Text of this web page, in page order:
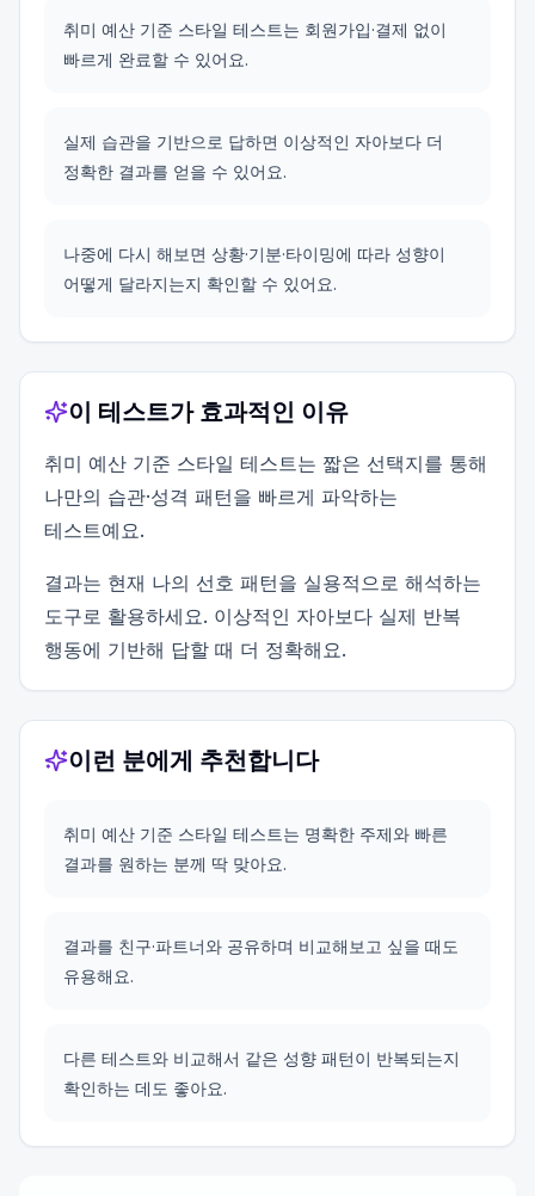
취미 예산 기준 스타일 테스트는 회원가입·결제 없이
빠르게 완료할 수 있어요.
실제 습관을 기반으로 답하면 이상적인 자아보다 더
정확한 결과를 얻을 수 있어요.
나중에 다시 해보면 상황·기분·타이밍에 따라 성향이
어떻게 달라지는지 확인할 수 있어요.
이 테스트가 효과적인 이유
취미 예산 기준 스타일 테스트는 짧은 선택지를 통해
나만의 습관·성격 패턴을 빠르게 파악하는
테스트예요.
결과는 현재 나의 선호 패턴을 실용적으로 해석하는
도구로 활용하세요. 이상적인 자아보다 실제 반복
행동에 기반해 답할 때 더 정확해요.
이런 분에게 추천합니다
취미 예산 기준 스타일 테스트는 명확한 주제와 빠른
결과를 원하는 분께 딱 맞아요.
결과를 친구·파트너와 공유하며 비교해보고 싶을 때도
유용해요.
다른 테스트와 비교해서 같은 성향 패턴이 반복되는지
확인하는 데도 좋아요.